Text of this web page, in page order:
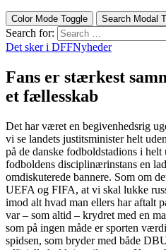
Color Mode Toggle Search Modal
Search for:
Det sker i DFFNyheder
Fans er stærkest
et fællesskab
Det har været en begivenhedsrig
vi se landets justitsminister helt
på de danske fodboldstadions i
fodboldens disciplinærinstans en
omdiskuterede bannere. Som om
UEFA og FIFA, at vi skal lukke
imod alt hvad man ellers har aftalt
var – som altid – krydret med en
som på ingen måde er sporten
spidsen, som bryder med både